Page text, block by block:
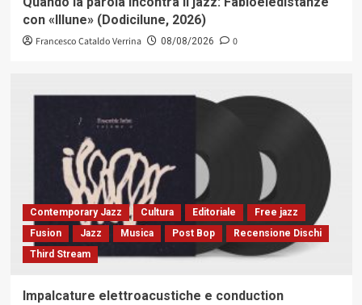
con «Illune» (Dodicilune, 2026)
Francesco Cataldo Verrina 08/08/2026 0
Contemporary Jazz Cultura Editoriale
Free jazz
Fusion
Jazz Musica Post Bop
Recensione Dischi
Third Stream
Impalcature elettroacustiche e conduction